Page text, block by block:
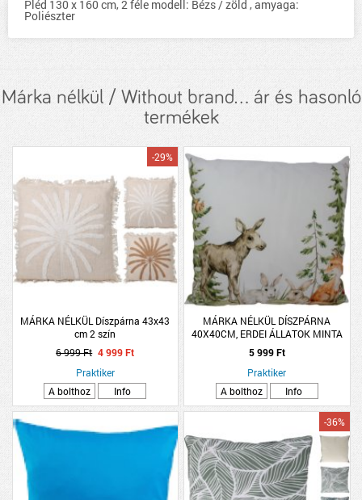
Pléd 130 x 160 cm, 2 féle modell: Bézs / zöld , amyaga:
Poliészter
Márka nélkül / Without brand... ár és hasonló
termékek
MÁRKA NÉLKÜL Díszpárna 43x43
cm 2 szín
-29%
6 999 Ft 4 999 Ft
Praktiker
A bolthoz
Info
MÁRKA NÉLKÜL DÍSZPÁRNA
40X40CM, ERDEI ÁLLATOK MINTA
5 999 Ft
Praktiker
A bolthoz
Info
-36%